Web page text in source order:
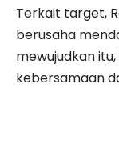
Terkait target,
berusaha
mewujudkan
kebersamaan